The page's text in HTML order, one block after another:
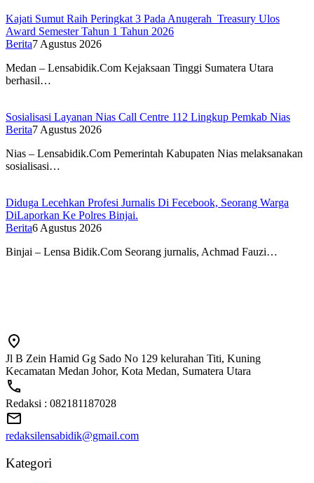
Kajati Sumut Raih Peringkat 3 Pada Anugerah Treasury Ulos
Award Semester Tahun 1 Tahun 2026
Berita7 Agustus 2026
Medan – Lensabidik.Com Kejaksaan Tinggi Sumatera Utara
berhasil…
Sosialisasi Layanan Nias Call Centre 112 Lingkup Pemkab Nias
Berita7 Agustus 2026
Nias – Lensabidik.Com Pemerintah Kabupaten Nias melaksanakan
sosialisasi…
Diduga Lecehkan Profesi Jurnalis Di Fecebook, Seorang Warga
DiLaporkan Ke Polres Binjai.
Berita6 Agustus 2026
Binjai – Lensa Bidik.Com Seorang jurnalis, Achmad Fauzi…
Jl B Zein Hamid Gg Sado No 129 kelurahan Titi, Kuning
Kecamatan Medan Johor, Kota Medan, Sumatera Utara
Redaksi : 082181187028
redaksilensabidik@gmail.com
Kategori